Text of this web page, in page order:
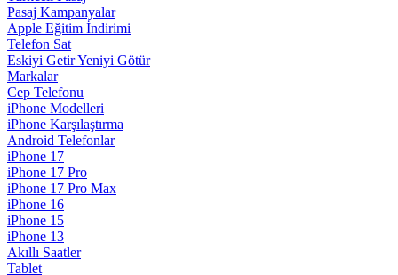
Pasaj Kampanyalar
Apple Eğitim İndirimi
Telefon Sat
Eskiyi Getir Yeniyi Götür
Markalar
Cep Telefonu
iPhone Modelleri
iPhone Karşılaştırma
Android Telefonlar
iPhone 17
iPhone 17 Pro
iPhone 17 Pro Max
iPhone 16
iPhone 15
iPhone 13
Akıllı Saatler
Tablet